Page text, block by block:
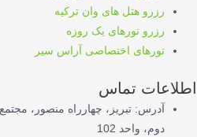
رزرو هتل های وان ترکیه
رزرو تورهای یک روزه
تورهای اختصاصی آراس سیر
اطلاعات تماس
آدرس: تبریز، چهارراه منصور،
دوم، واحد 102